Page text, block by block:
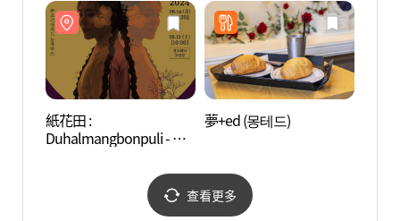
紙花田 :
Duhalmangbonpuli - 水
夢+ed (몽테드)
查看更多